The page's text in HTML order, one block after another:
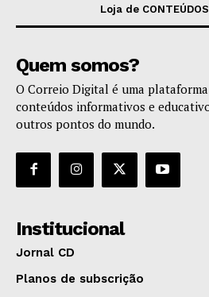
Loja de CONTEÚDOS
Quem somos?
O Correio Digital é uma
conteúdos informativos e
outros pontos do mundo.
Institucional
Jornal CD
Planos de subscrição